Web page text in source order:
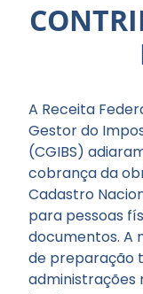
A Receita
Gestor do
(CGIBS)
cobrança da
Cadastro
para pessoas
documentos. A
de preparação
administrações